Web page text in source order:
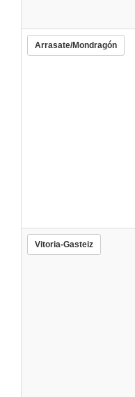
Arrasate/Mondragón
Vitoria-Gasteiz